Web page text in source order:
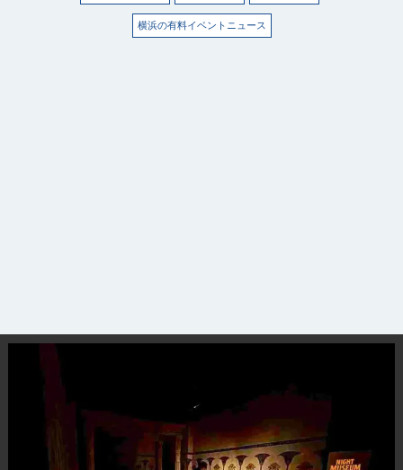
横浜の有料イベントニュース